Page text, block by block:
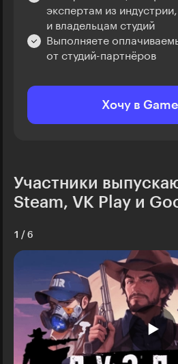
экспертам из
и владельцам студий
Выполняете
от студий-партнёров
Хочу в
Участники
Steam, VK Play и
1 / 6